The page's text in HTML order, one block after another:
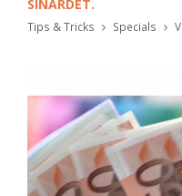
SINARDET.
Tips & Tricks Specials